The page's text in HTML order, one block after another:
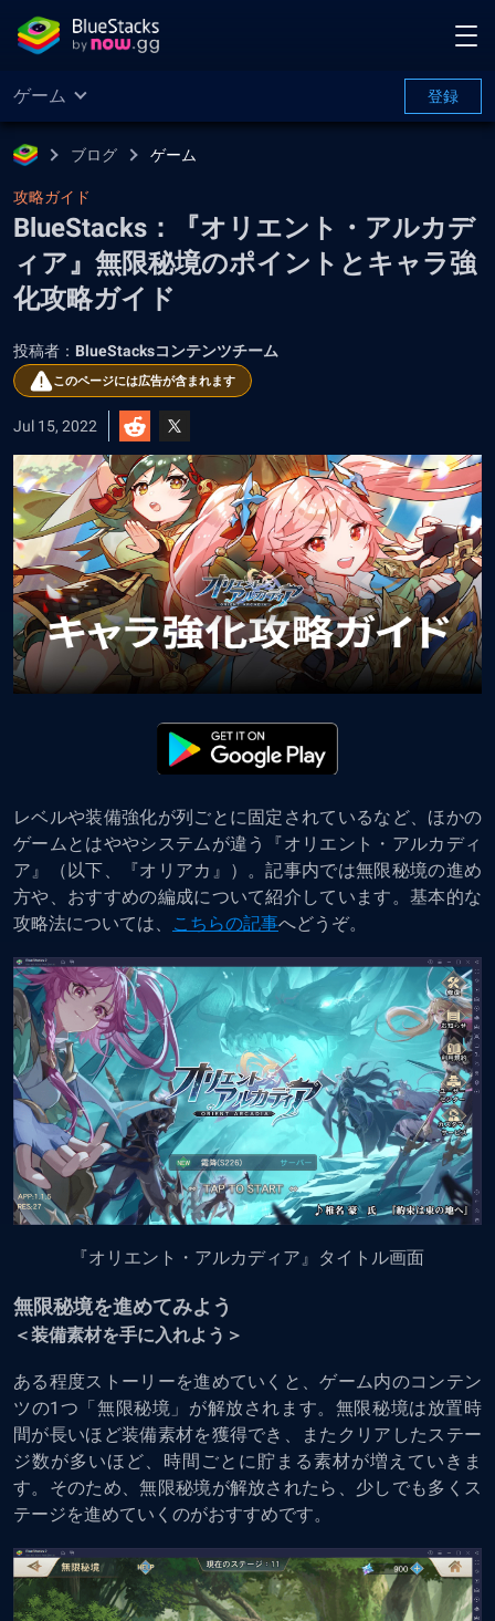
ゲーム 登録
ブログ ゲーム
攻略ガイド
BlueStacks：『オリエント・アルカデ
ィア』無限秘境のポイントとキャラ強
化攻略ガイド
投稿者： BlueStacksコンテンツチーム
このページには広告が含まれます
Jul 15, 2022
レベルや装備強化が列ごとに固定されているなど、ほかの
ゲームとはややシステムが違う『オリエント・アルカディ
ア』（以下、『オリアカ』）。記事内では無限秘境の進め
方や、おすすめの編成について紹介しています。基本的な
攻略法については、
こちらの記事へどうぞ。
『オリエント・アルカディア』タイトル画面
無限秘境を進めてみよう
＜装備素材を手に入れよう＞
ある程度ストーリーを進めていくと、ゲーム内のコンテン
ツの1つ「無限秘境」が解放されます。無限秘境は放置時
間が長いほど装備素材を獲得でき、またクリアしたステー
ジ数が多いほど、時間ごとに貯まる素材が増えていきま
す。そのため、無限秘境が解放されたら、少しでも多くス
テージを進めていくのがおすすめです。